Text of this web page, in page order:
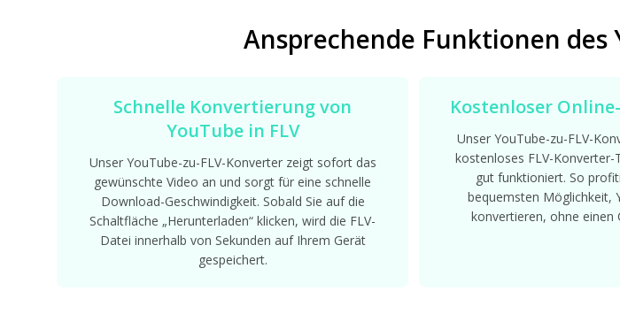
Ansprechende Funktionen des
Schnelle Konvertierung von
YouTube in FLV
Unser YouTube-zu-FLV-Konverter zeigt sofort das
gewünschte Video an und sorgt für eine schnelle
Download-Geschwindigkeit. Sobald Sie auf die
Schaltfläche „Herunterladen“ klicken, wird die FLV-
Datei innerhalb von Sekunden auf Ihrem Gerät
gespeichert.
Kostenloser
Unser YouTube-zu-FLV-
kostenloses FLV-
gut funktioniert. So
bequemsten Möglichkeit,
konvertieren, ohne einen